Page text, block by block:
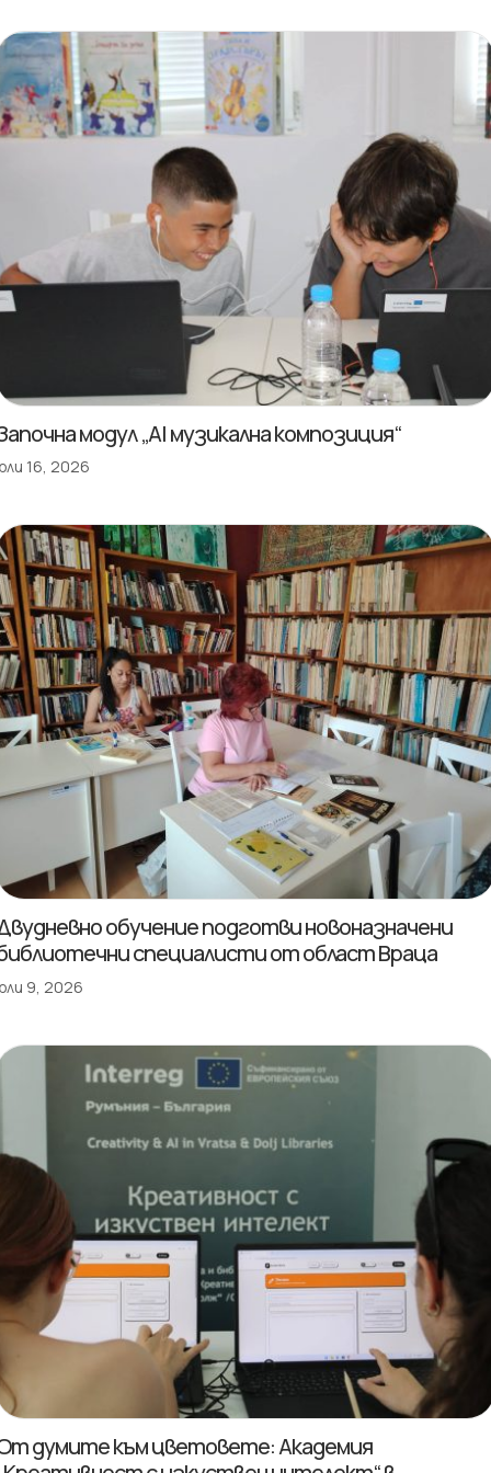
модул „AI музикална композиция“
16, 2026
обучение подготви новоназначени
специалисти от област Враца
9, 2026
думите към цветовете: Академия